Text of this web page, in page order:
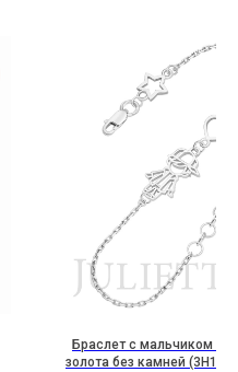
Браслет с мальчиком из
золота без камней